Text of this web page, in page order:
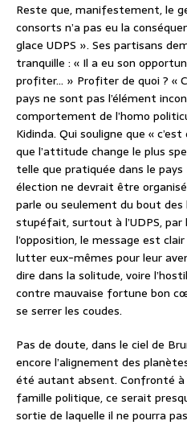
Reste que, manifestement, le
consorts n’a pas eu la
glace UDPS ». Ses partisans
tranquille : « Il a eu son
profiter… » Profiter de quoi ? «
pays ne sont pas l’élément
comportement de l’homo
Kidinda. Qui souligne que «
que l’attitude change le plus
telle que pratiquée dans le pays
élection ne devrait être
parle ou seulement du bout des
stupéfait, surtout à l’UDPS,
l’opposition, le message est
lutter eux-mêmes pour leur
dire dans la solitude, voire
contre mauvaise fortune bon
se serrer les coudes.
Pas de doute, dans le ciel de
encore l’alignement des
été autant absent. Confronté à
famille politique, ce serait
sortie de laquelle il ne pourra